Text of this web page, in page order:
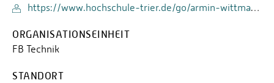
https://www.hochschule-trier.de/go/armin-wittmann/
ORGANISATIONSEINHEIT
FB Technik
STANDORT